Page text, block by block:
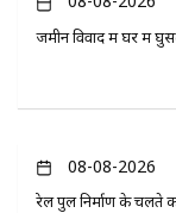
जमीन विवाद में घर में
08-08-2026
रेल पुल निर्माण के चलते